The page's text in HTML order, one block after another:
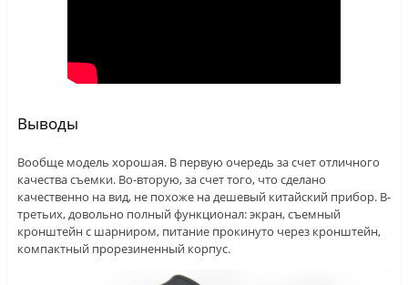
Выводы
Вообще модель хорошая. В первую очередь за счет отличного
качества съемки. Во-вторую, за счет того, что сделано
качественно на вид, не похоже на дешевый китайский прибор. В-
третьих, довольно полный функционал: экран, съемный
кронштейн с шарниром, питание прокинуто через кронштейн,
компактный прорезиненный корпус.